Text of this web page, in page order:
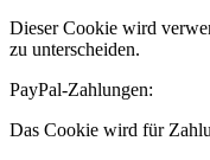
Dieser Cookie wird
zu unterscheiden.
PayPal-Zahlungen:
Das Cookie wird für